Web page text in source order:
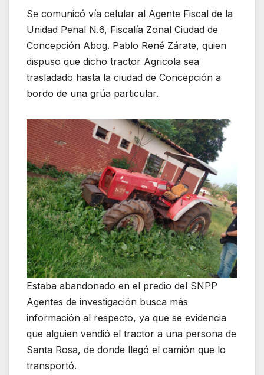
Se comunicó vía celular al Agente Fiscal de la
Unidad Penal N.6, Fiscalía Zonal Ciudad de
Concepción Abog. Pablo René Zárate, quien
dispuso que dicho tractor Agricola sea
trasladado hasta la ciudad de Concepción a
bordo de una grúa particular.
Estaba abandonado en el predio del SNPP
Agentes de investigación busca más
información al respecto, ya que se evidencia
que alguien vendió el tractor a una persona de
Santa Rosa, de donde llegó el camión que lo
transportó.